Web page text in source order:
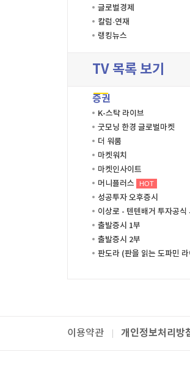
글로벌경제
칼럼·연재
랭킹뉴스
TV 목록 보기
증권
K-스탁 라이브
굿모닝 한경 글로벌마켓
더 워룸
마켓워치
마켓인사이트
머니플러스
HOT
성공투자 오후증시
이상로 - 텐텐배거 투자공식
출발증시 1부
출발증시 2부
판도라 (판을 읽는 도파민
이용약관 개인정보처리방
패밀리사이트